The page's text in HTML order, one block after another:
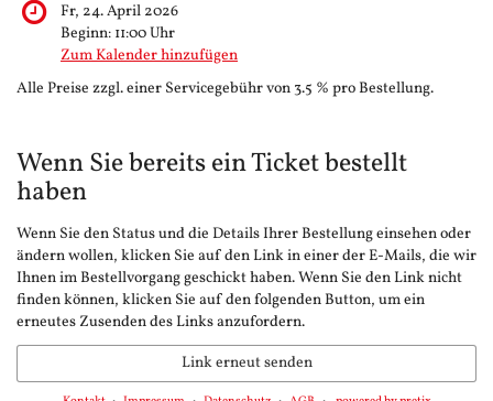
Fr, 24. April 2026
Beginn: 11:00Uhr
Zum Kalender hinzufügen
Alle Preise zzgl. einer Servicegebühr von 3.5 % pro Bestellung.
Wenn Sie bereits ein Ticket bestellt
haben
Wenn Sie den Status und die Details Ihrer Bestellung einsehen oder
ändern wollen, klicken Sie auf den Link in einer der E-Mails, die wir
Ihnen im Bestellvorgang geschickt haben. Wenn Sie den Link nicht
finden können, klicken Sie auf den folgenden Button, um ein
erneutes Zusenden des Links anzufordern.
Link erneut senden